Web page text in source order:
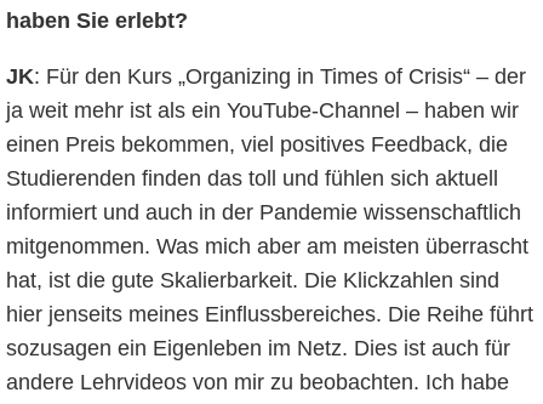
haben Sie erlebt?
JK: Für den Kurs „Organizing in Times of Crisis“ – der
ja weit mehr ist als ein YouTube-Channel – haben wir
einen Preis bekommen, viel positives Feedback, die
Studierenden finden das toll und fühlen sich aktuell
informiert und auch in der Pandemie wissenschaftlich
mitgenommen. Was mich aber am meisten überrascht
hat, ist die gute Skalierbarkeit. Die Klickzahlen sind
hier jenseits meines Einflussbereiches. Die Reihe führt
sozusagen ein Eigenleben im Netz. Dies ist auch für
andere Lehrvideos von mir zu beobachten. Ich habe